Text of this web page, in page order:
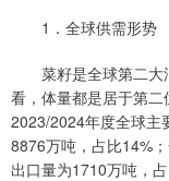
1．全球供需形势
菜籽是全球第二大
看，体量都是居于第二
2023/2024年度全球主
8876万吨，占比14%
出口量为1710万吨，